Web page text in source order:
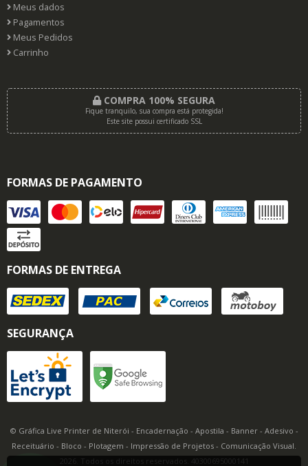
Meus dados
Pagamentos
Meus Pedidos
Carrinho
COMPRA 100% SEGURA
Fique tranquilo, sua compra está protegida!
Este site possui certificado SSL
FORMAS DE PAGAMENTO
FORMAS DE ENTREGA
SEGURANÇA
© Gráfica Live Printer de Niterói - Encadernação - Apostila - Banner - Adesivo -
Receituário - Bloco - Plotagem - Impressão de Projetos - Comunicação Visual.
2026. Todos os direitos reservados. 40300695000141